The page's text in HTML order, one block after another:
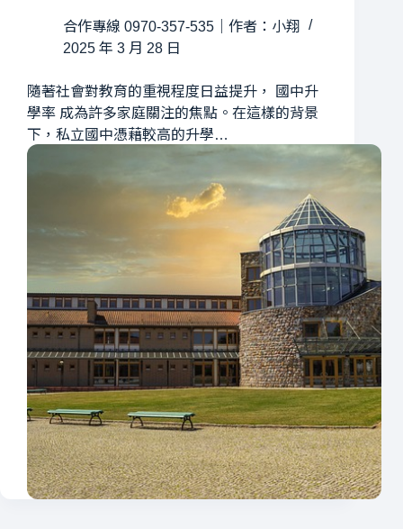
合作專線 0970-357-535｜作者：小翔
2025 年 3 月 28 日
隨著社會對教育的重視程度日益提升， 國中升
學率 成為許多家庭關注的焦點。在這樣的背景
下，私立國中憑藉較高的升學…